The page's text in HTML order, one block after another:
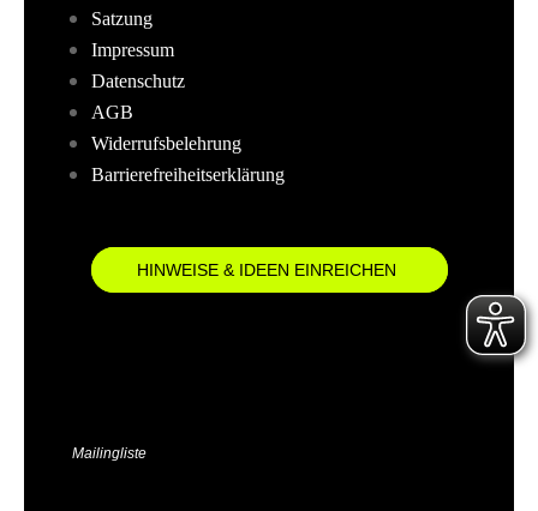
Satzung
Impressum
Datenschutz
AGB
Widerrufsbelehrung
Barrierefreiheitserklärung
HINWEISE & IDEEN EINREICHEN
Mailingliste